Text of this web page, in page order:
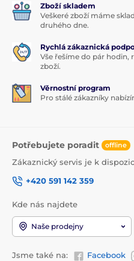
Zboží skladem
Veškeré zboží máme
druhého dne.
Rychlá zákaznická
Vše řešíme do pár hodin,
zboží.
Věrnostní program
Pro stálé zákazníky
Potřebujete poradit offline
Zákaznický servis je k
+420 591 142 359
Kde nás najdete
Naše prodejny
Jsme také na: Facebook